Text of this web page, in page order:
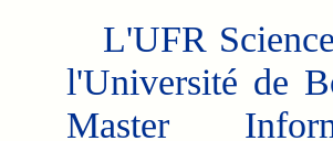
L'UFR
l'Université de
Master